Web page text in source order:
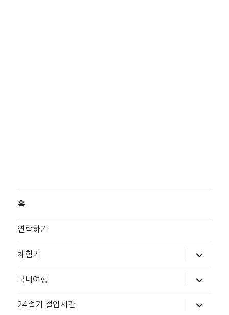
홈
연락하기
체험기
위
메
확
장
국내여행
위
메
확
24절기 절입시간
위